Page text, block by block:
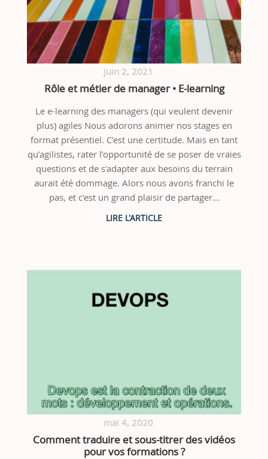
juin 2, 2021
Rôle et métier de manager • E-learning
Le e-learning des managers (qui veulent devenir
plus) agiles Nous adorons animer nos stages en
format présentiel. C’est une certitude. Mais en tant
qu’agilistes, rater l’opportunité de se poser de vraies
questions et de s’adapter aux besoins du terrain
aurait été dommage. Alors nous avons franchi le
pas, et c’est un grand plaisir de partager...
mai 4, 2020
Comment traduire et sous-titrer des vidéos
pour vos formations ?